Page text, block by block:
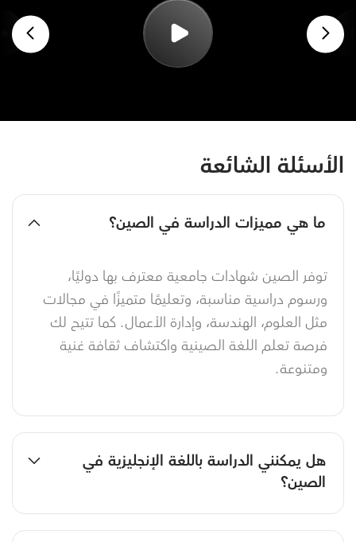
الأسئلة الشائعة
ما هي مميزات الدراسة في الصين؟
توفر الصين شهادات جامعية معترف بها دوليًا،
ورسوم دراسية مناسبة، وتعليمًا متميزًا في مجالات
مثل العلوم، الهندسة، وإدارة الأعمال. كما تتيح لك
فرصة تعلم اللغة الصينية واكتشاف ثقافة غنية
ومتنوعة.
هل يمكنني الدراسة باللغة الإنجليزية في
الصين؟